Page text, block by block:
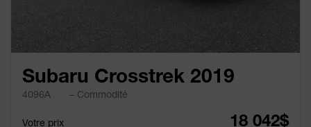
Subaru Crosstrek 2019
4096A – Commodité
Votre prix 18 042$